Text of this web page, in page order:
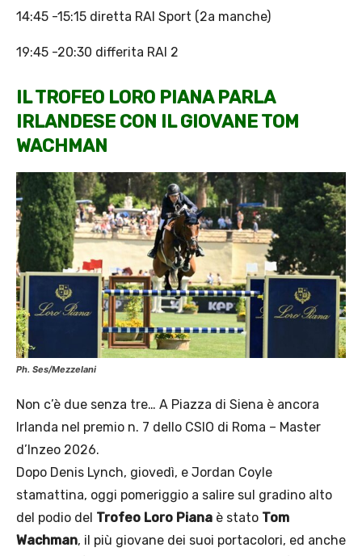
14:45 -15:15 diretta RAI Sport (2a manche)
19:45 -20:30 differita RAI 2
IL TROFEO LORO PIANA PARLA
IRLANDESE CON IL GIOVANE TOM
WACHMAN
Ph. Ses/Mezzelani
Non c’è due senza tre… A Piazza di Siena è ancora
Irlanda nel premio n. 7 dello CSIO di Roma – Master
d’Inzeo 2026.
Dopo Denis Lynch, giovedì, e Jordan Coyle
stamattina, oggi pomeriggio a salire sul gradino alto
del podio del Trofeo Loro Piana è stato Tom
Wachman, il più giovane dei suoi portacolori, ed anche